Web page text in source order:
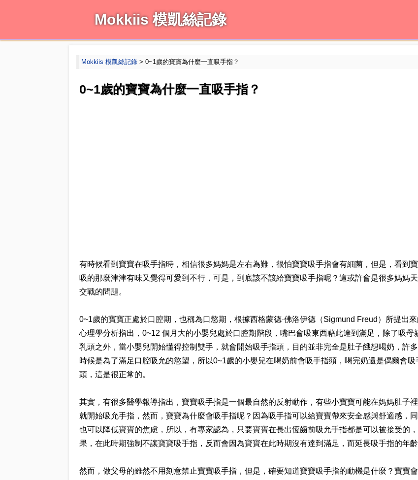
Mokkiis 模凱絲記錄
Mokkiis 模凱絲記錄> 0~1歲的寶寶為什麼一直吸手指？
0~1歲的寶寶為什麼一直吸手指？
有時候看到寶寶在吸手指時，相信很多媽媽是左右為難，很怕寶寶吸手指會有細菌，但是，看到
吸的那麼津津有味又覺得可愛到不行，可是，到底該不該給寶寶吸手指呢？這或許會是很多媽媽天
交戰的問題。
0~1歲的寶寶正處於口腔期，也稱為口慾期，根據西格蒙德·佛洛伊德（Sigmund Freud）所提出
心理學分析指出，0~12 個月大的小嬰兒處於口腔期階段，嘴巴會吸東西藉此達到滿足，除了吸母
乳頭之外，當小嬰兒開始懂得控制雙手，就會開始吸手指頭，目的並非完全是肚子餓想喝奶，許
時候是為了滿足口腔吸允的慾望，所以0~1歲的小嬰兒在喝奶前會吸手指頭，喝完奶還是偶爾會吸
頭，這是很正常的。
其實，有很多醫學報導指出，寶寶吸手指是一個最自然的反射動作，有些小寶寶可能在媽媽肚子
就開始吸允手指，然而，寶寶為什麼會吸手指呢？因為吸手指可以給寶寶帶來安全感與舒適感，
也可以降低寶寶的焦慮，所以，有專家認為，只要寶寶在長出恆齒前吸允手指都是可以被接受的
果，在此時期強制不讓寶寶吸手指，反而會因為寶寶在此時期沒有達到滿足，而延長吸手指的年齡
然而，做父母的雖然不用刻意禁止寶寶吸手指，但是，確要知道寶寶吸手指的動機是什麼？寶寶